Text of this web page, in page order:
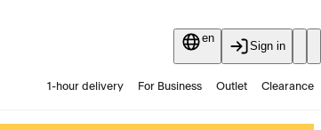
en
Sign in
1-hour delivery For Business Outlet Clearance